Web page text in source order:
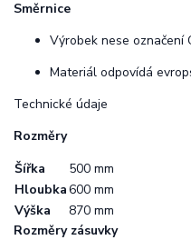
Směrnice
Výrobek nese označení
Materiál odpovídá
Technické údaje
Rozměry
Šířka
500 mm
Hloubka600 mm
Výška
870 mm
Rozměry zásuvky